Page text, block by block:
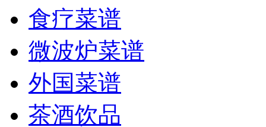
食疗菜谱
微波炉菜谱
外国菜谱
茶酒饮品